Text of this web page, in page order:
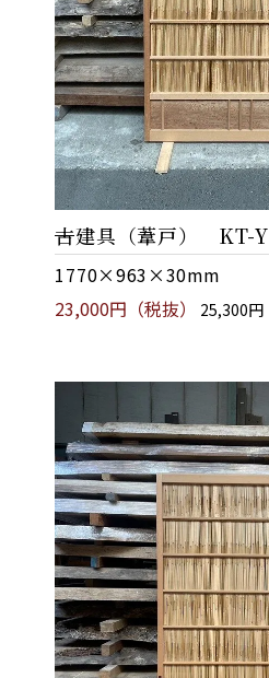
古建具（葦戸） KT-
1770×963×30mm
23,000円（税抜）
25,300円